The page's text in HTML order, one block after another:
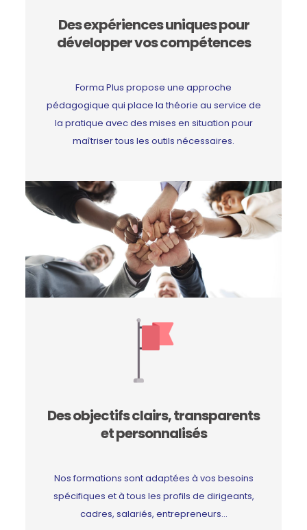
Des expériences uniques pour
développer vos compétences
Forma Plus propose une approche
pédagogique qui place la théorie au service de
la pratique avec des mises en situation pour
maîtriser tous les outils nécessaires.
Des objectifs clairs, transparents
et personnalisés
Nos formations sont adaptées à vos besoins
spécifiques et à tous les profils de dirigeants,
cadres, salariés, entrepreneurs…